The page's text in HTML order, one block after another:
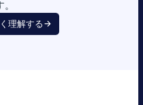
理解する